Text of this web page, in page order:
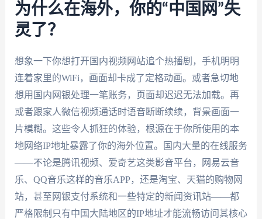
为什么在海外，你的“中国网”失
灵了？
想象一下你想打开国内视频网站追个热播剧，手机明明
连着家里的WiFi，画面却卡成了定格动画。或者急切地
想用国内网银处理一笔账务，页面却迟迟无法加载。再
或者跟家人微信视频通话时语音断断续续，背景画面一
片模糊。这些令人抓狂的体验，根源在于你所使用的本
地网络IP地址暴露了你的海外位置。国内大量的在线服务
——不论是腾讯视频、爱奇艺这类影音平台，网易云音
乐、QQ音乐这样的音乐APP，还是淘宝、天猫的购物网
站，甚至网银支付系统和一些特定的新闻资讯站——都
严格限制只有中国大陆地区的IP地址才能流畅访问其核心